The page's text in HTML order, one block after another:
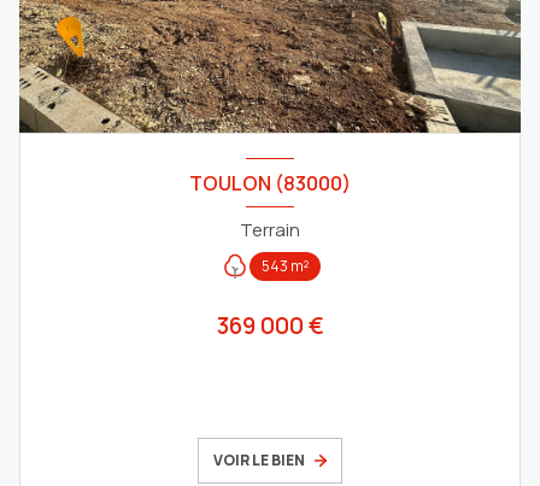
TOULON (83000)
Terrain
543 m²
369 000 €
VOIR LE BIEN